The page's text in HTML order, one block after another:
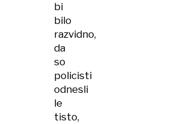
bi
bilo
razvidno,
da
so
policisti
odnesli
le
tisto,